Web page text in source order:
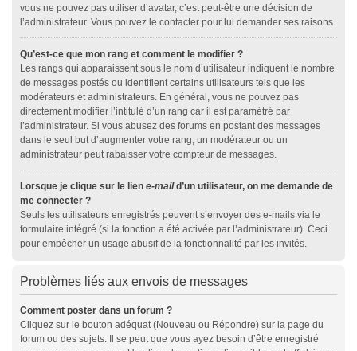
vous ne pouvez pas utiliser d’avatar, c’est peut-être une décision de
l’administrateur. Vous pouvez le contacter pour lui demander ses raisons.
Qu’est-ce que mon rang et comment le modifier ?
Les rangs qui apparaissent sous le nom d’utilisateur indiquent le nombre
de messages postés ou identifient certains utilisateurs tels que les
modérateurs et administrateurs. En général, vous ne pouvez pas
directement modifier l’intitulé d’un rang car il est paramétré par
l’administrateur. Si vous abusez des forums en postant des messages
dans le seul but d’augmenter votre rang, un modérateur ou un
administrateur peut rabaisser votre compteur de messages.
Lorsque je clique sur le lien e-maild’un utilisateur, on me demande de
me connecter ?
Seuls les utilisateurs enregistrés peuvent s’envoyer des e-mails via le
formulaire intégré (si la fonction a été activée par l’administrateur). Ceci
pour empêcher un usage abusif de la fonctionnalité par les invités.
Problèmes liés aux envois de messages
Comment poster dans un forum ?
Cliquez sur le bouton adéquat (Nouveau ou Répondre) sur la page du
forum ou des sujets. Il se peut que vous ayez besoin d’être enregistré